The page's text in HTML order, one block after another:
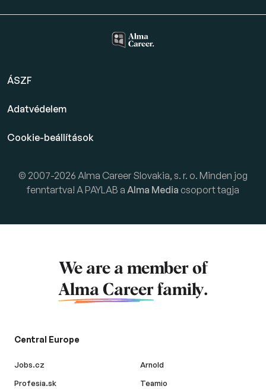
ÁSZF
Adatvédelem
Cookie-beállítások
© 2007-2026 Alma Career Slovakia, s. r. o. Minden jog
fenntartva! A PAYLAB a Alma Media csoport tagja
We are a member of
Alma Career family.
Central Europe
Jobs.cz
Profesia.sk
Arnold
Teamio